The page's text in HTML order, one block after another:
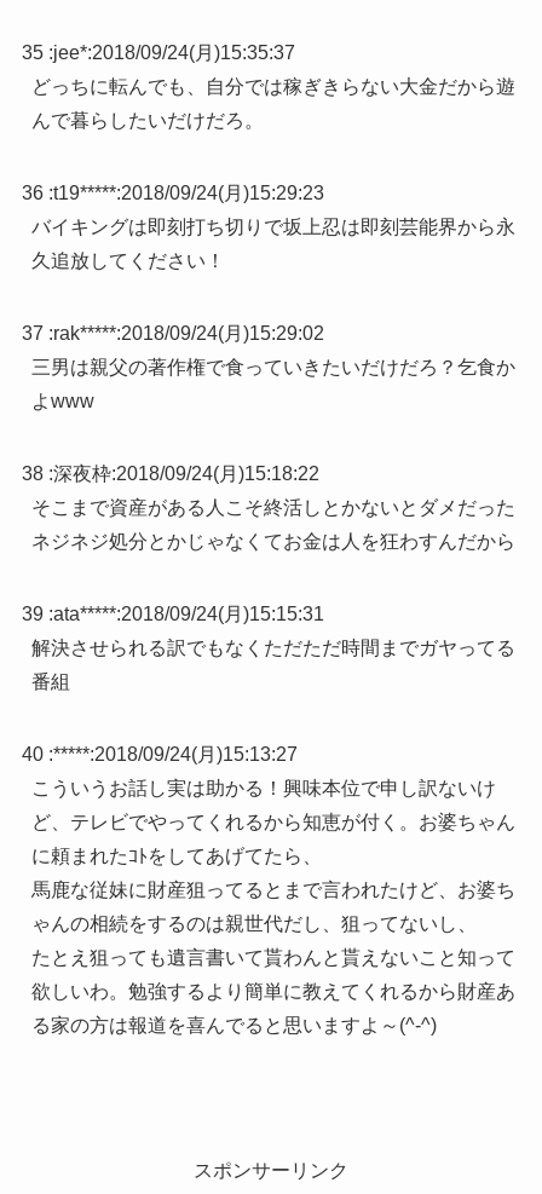
35 :jee*:2018/09/24(月)15:35:37
どっちに転んでも、自分では稼ぎきらない大金だから遊
んで暮らしたいだけだろ。
36 :t19*****:2018/09/24(月)15:29:23
バイキングは即刻打ち切りで坂上忍は即刻芸能界から永
久追放してください！
37 :rak*****:2018/09/24(月)15:29:02
三男は親父の著作権で食っていきたいだけだろ？乞食か
よwww
38 :深夜枠:2018/09/24(月)15:18:22
そこまで資産がある人こそ終活しとかないとダメだった
ネジネジ処分とかじゃなくてお金は人を狂わすんだから
39 :ata*****:2018/09/24(月)15:15:31
解決させられる訳でもなくただただ時間までガヤってる
番組
40 :*****:2018/09/24(月)15:13:27
こういうお話し実は助かる！興味本位で申し訳ないけ
ど、テレビでやってくれるから知恵が付く。お婆ちゃん
に頼まれたｺﾄをしてあげてたら、
馬鹿な従妹に財産狙ってるとまで言われたけど、お婆ち
ゃんの相続をするのは親世代だし、狙ってないし、
たとえ狙っても遺言書いて貰わんと貰えないこと知って
欲しいわ。勉強するより簡単に教えてくれるから財産あ
る家の方は報道を喜んでると思いますよ～(^-^)
スポンサーリンク